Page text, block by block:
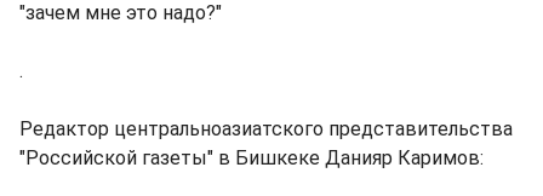
"зачем мне это надо?"
.
Редактор центральноазиатского представительства
"Российской газеты" в Бишкеке Данияр Каримов: